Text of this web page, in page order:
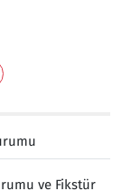
ve Fikstür